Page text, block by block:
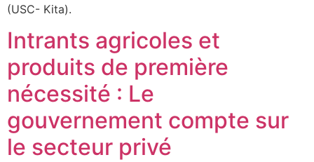
(USC- Kita).
Intrants agricoles et
produits de première
nécessité : Le
gouvernement compte sur
le secteur privé